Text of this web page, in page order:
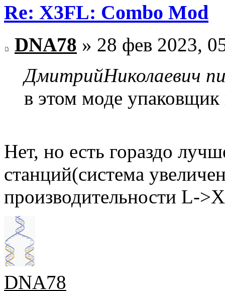
Re: X3FL: Combo Mod
DNA78 » 28 фев 2023,
ДмитрийНиколаевич
в этом моде упаковщик
Нет, но есть гораздо
станций(система
производительности L-
DNA78